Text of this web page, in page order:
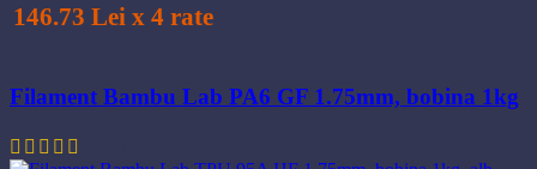
fi
produsului.
146.73 Lei x 4 rate
Filament Bambu Lab PA6 GF 1.75mm, bobina 1kg